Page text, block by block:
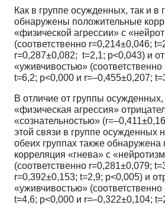
Как в группе осужденных, так и в
обнаружены положительные
«физической агрессии» с
(соответственно r=0,214±0,046;
r=0,287±0,082; t=2,1; p<0,043) и
«уживчивостью»
t=6,2; p<0,000 и r=–0,455±0,207;
В отличие от группы осужденных,
«физическая агрессия»
«сознательностью»
этой связи в группе осужденных
обеих группах также обнаружена
корреляция «гнева» с
(соответственно r=0,281±0,079;
r=0,392±0,153; t=2,9; p<0,005) и
«уживчивостью»
t=4,6; p<0,000 и r=–0,322±0,104;